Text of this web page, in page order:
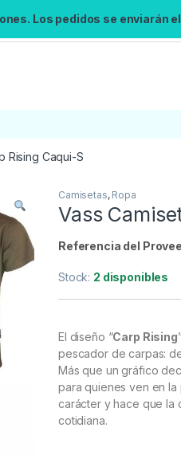
Los pedidos se enviarán el
de búsqueda.
Rising Caqui-S
Camisetas, Ropa
Vass
Referencia del
Stock: 2 disponibles
El diseño “Carp Rising
pescador de carpas:
Más que un gráfico
para quienes ven en
carácter y hace que la
cotidiana.